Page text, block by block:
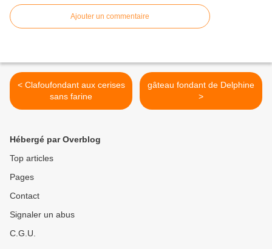
Ajouter un commentaire
< Clafoufondant aux cerises
sans farine
gâteau fondant de Delphine
>
Hébergé par Overblog
Top articles
Pages
Contact
Signaler un abus
C.G.U.